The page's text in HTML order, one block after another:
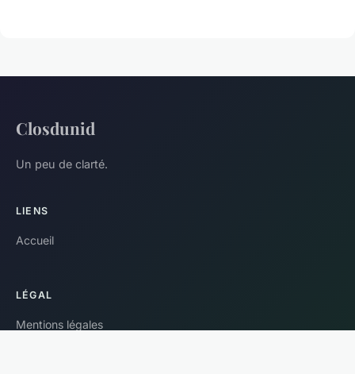
Closdunid
Un peu de clarté.
LIENS
Accueil
LÉGAL
Mentions légales